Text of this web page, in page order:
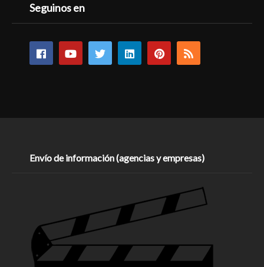
Seguinos en
Envío de información (agencias y empresas)